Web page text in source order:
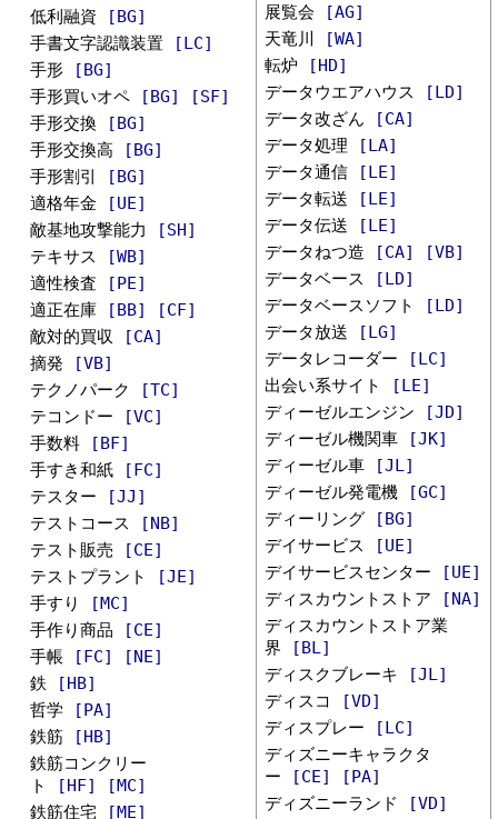
低利融資
[BG]
手書文字認識装置
[LC]
手形
[BG]
手形買いオペ
[BG]
[SF]
手形交換
[BG]
手形交換高
[BG]
手形割引
[BG]
適格年金
[UE]
敵基地攻撃能力
[SH]
テキサス
[WB]
適性検査
[PE]
適正在庫
[BB]
[CF]
敵対的買収
[CA]
摘発
[VB]
テクノパーク
[TC]
テコンドー
[VC]
手数料
[BF]
手すき和紙
[FC]
テスター
[JJ]
テストコース
[NB]
テスト販売
[CE]
テストプラント
[JE]
手すり
[MC]
手作り商品
[CE]
手帳
[FC]
[NE]
鉄
[HB]
哲学
[PA]
鉄筋
[HB]
鉄筋コンクリー
ト
[HF]
[MC]
鉄筋住宅
[ME]
展覧会
[AG]
天竜川
[WA]
転炉
[HD]
データウエアハウス
[LD]
データ改ざん
[CA]
データ処理
[LA]
データ通信
[LE]
データ転送
[LE]
データ伝送
[LE]
データねつ造
[CA]
[VB]
データベース
[LD]
データベースソフト
[LD]
データ放送
[LG]
データレコーダー
[LC]
出会い系サイト
[LE]
ディーゼルエンジン
[JD]
ディーゼル機関車
[JK]
ディーゼル車
[JL]
ディーゼル発電機
[GC]
ディーリング
[BG]
デイサービス
[UE]
デイサービスセンター
[UE]
ディスカウントストア
[NA]
ディスカウントストア業
界
[BL]
ディスクブレーキ
[JL]
ディスコ
[VD]
ディスプレー
[LC]
ディズニーキャラクタ
ー
[CE]
[PA]
ディズニーランド
[VD]